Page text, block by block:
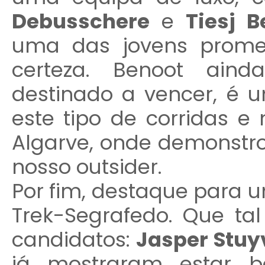
Debusschere e Tiesj
uma das jovens
certeza. Benoot
destinado a vencer, é
este tipo de corridas e
Algarve, onde
nosso outsider.
Por fim, destaque para
Trek-Segrafedo. Que
candidatos: Jasper